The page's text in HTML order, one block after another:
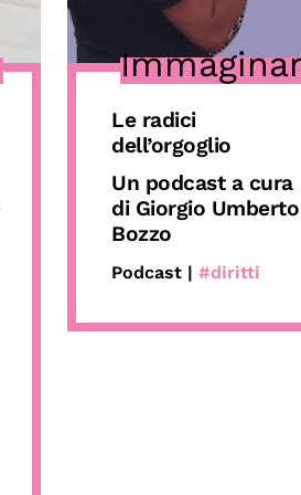
Le radici
dell’orgoglio
Un podcast a cura
di Giorgio Umberto
Bozzo
Podcast | #diritti